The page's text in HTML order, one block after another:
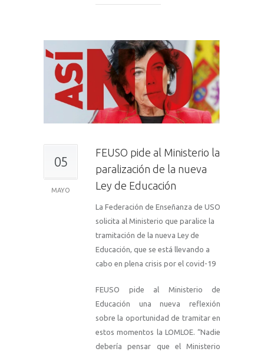
05
MAYO
FEUSO pide al Ministerio la
paralización de la nueva
Ley de Educación
La Federación de Enseñanza de USO
solicita al Ministerio que paralice la
tramitación de la nueva Ley de
Educación, que se está llevando a
cabo en plena crisis por el covid-19
FEUSO pide al Ministerio de
Educación una nueva reflexión
sobre la oportunidad de tramitar en
estos momentos la LOMLOE. “Nadie
debería pensar que el Ministerio